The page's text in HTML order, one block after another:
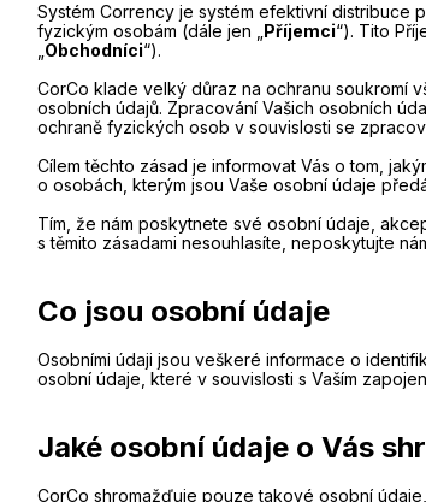
Systém Corrency je systém efektivní distribuce
fyzickým osobám (dále jen „ Příjemci“). Tito
Obchodníci“).
CorCo klade velký důraz na ochranu soukromí
osobních údajů. Zpracování Vašich osobních
ochraně fyzických osob v souvislosti se
Cílem těchto zásad je informovat Vás o tom,
o osobách, kterým jsou Vaše osobní údaje
Tím, že nám poskytnete své osobní údaje,
s těmito zásadami nesouhlasíte, neposkytujte
Co jsou osobní údaje
Osobními údaji jsou veškeré informace o
osobní údaje, které v souvislosti s Vaším
Jaké osobní údaje o Vás
CorCo shromažďuje pouze takové osobní